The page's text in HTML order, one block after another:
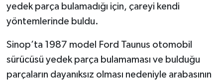
yedek parça bulamadığı için, çareyi kendi
yöntemlerinde buldu.
Sinop’ta 1987 model Ford Taunus otomobil
sürücüsü yedek parça bulamaması ve bulduğu
parçaların dayanıksız olması nedeniyle arabasının